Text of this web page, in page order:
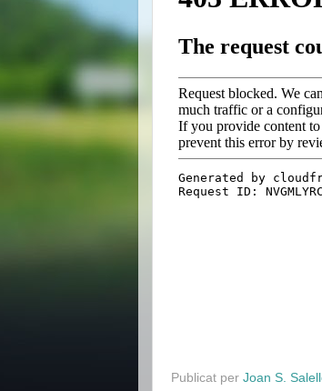
Publicat per Joan S.